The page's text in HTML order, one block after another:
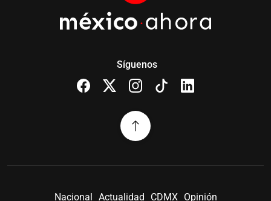
Síguenos
Nacional Actualidad CDMX Opinión